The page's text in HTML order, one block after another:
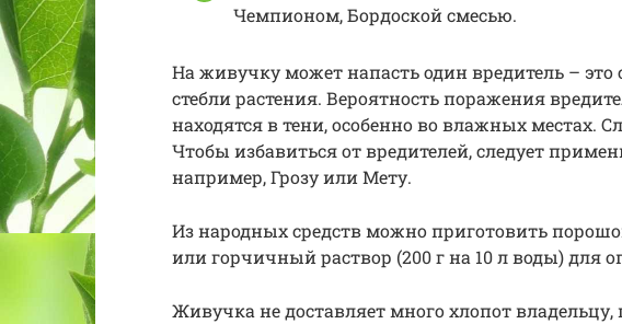
Чемпионом, Бордоской смесью.
На живучку может напасть один вредитель – это
стебли растения. Вероятность поражения
находятся в тени, особенно во влажных местах.
Чтобы избавиться от вредителей, следует
например, Грозу или Мету.
Из народных средств можно приготовить
или горчичный раствор (200 г на 10 л воды) для
Живучка не доставляет много хлопот